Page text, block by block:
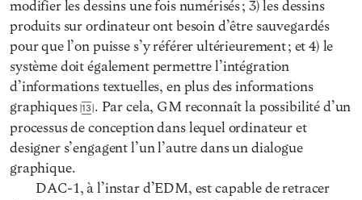
modifier les dessins une fois numérisés ; 3) les dessins
produits sur ordinateur ont besoin d’être sauvegardés
pour que l’on puisse s’y référer ultérieurement ; et 4) le
système doit également permettre l’intégration
d’informations textuelles, en plus des informations
graphiques 13 . Par cela, GM reconnaît la possibilité d’un
processus de conception dans lequel ordinateur et
designer s’engagent l’un l’autre dans un dialogue
graphique.
DAC-1, à l’instar d’EDM, est capable de retracer